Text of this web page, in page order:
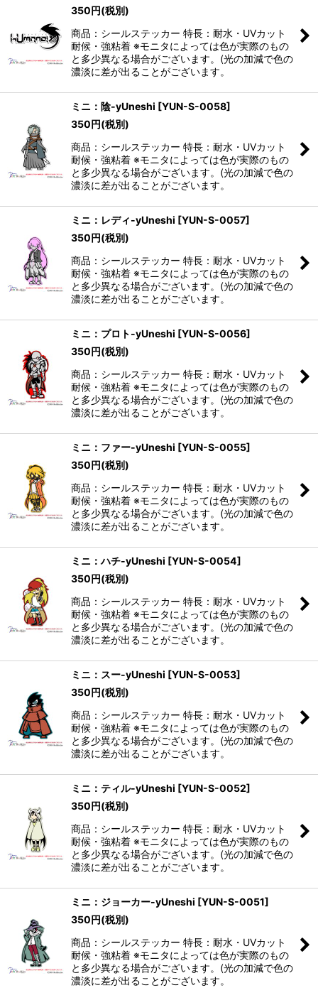
350円(税別)
商品：シールステッカー 特長：耐水・UVカット
耐候・強粘着 ※モニタによっては色が実際のもの
と多少異なる場合がございます。(光の加減で色の
濃淡に差が出ることがございます。
ミニ：陰-yUneshi [YUN-S-0058]
350円(税別)
商品：シールステッカー 特長：耐水・UVカット
耐候・強粘着 ※モニタによっては色が実際のもの
と多少異なる場合がございます。(光の加減で色の
濃淡に差が出ることがございます。
ミニ：レディ-yUneshi [YUN-S-0057]
350円(税別)
商品：シールステッカー 特長：耐水・UVカット
耐候・強粘着 ※モニタによっては色が実際のもの
と多少異なる場合がございます。(光の加減で色の
濃淡に差が出ることがございます。
ミニ：プロト-yUneshi [YUN-S-0056]
350円(税別)
商品：シールステッカー 特長：耐水・UVカット
耐候・強粘着 ※モニタによっては色が実際のもの
と多少異なる場合がございます。(光の加減で色の
濃淡に差が出ることがございます。
ミニ：ファー-yUneshi [YUN-S-0055]
350円(税別)
商品：シールステッカー 特長：耐水・UVカット
耐候・強粘着 ※モニタによっては色が実際のもの
と多少異なる場合がございます。(光の加減で色の
濃淡に差が出ることがございます。
ミニ：ハチ-yUneshi [YUN-S-0054]
350円(税別)
商品：シールステッカー 特長：耐水・UVカット
耐候・強粘着 ※モニタによっては色が実際のもの
と多少異なる場合がございます。(光の加減で色の
濃淡に差が出ることがございます。
ミニ：スー-yUneshi [YUN-S-0053]
350円(税別)
商品：シールステッカー 特長：耐水・UVカット
耐候・強粘着 ※モニタによっては色が実際のもの
と多少異なる場合がございます。(光の加減で色の
濃淡に差が出ることがございます。
ミニ：ティル-yUneshi [YUN-S-0052]
350円(税別)
商品：シールステッカー 特長：耐水・UVカット
耐候・強粘着 ※モニタによっては色が実際のもの
と多少異なる場合がございます。(光の加減で色の
濃淡に差が出ることがございます。
ミニ：ジョーカー-yUneshi [YUN-S-0051]
350円(税別)
商品：シールステッカー 特長：耐水・UVカット
耐候・強粘着 ※モニタによっては色が実際のもの
と多少異なる場合がございます。(光の加減で色の
濃淡に差が出ることがございます。